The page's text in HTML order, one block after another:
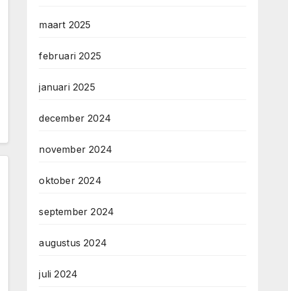
maart 2025
februari 2025
januari 2025
december 2024
november 2024
oktober 2024
september 2024
augustus 2024
juli 2024